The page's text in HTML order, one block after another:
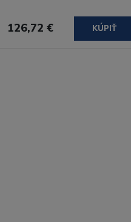
126,72 € KÚPIŤ